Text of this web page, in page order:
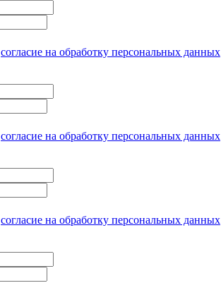
согласие на обработку персональных данных
согласие на обработку персональных данных
согласие на обработку персональных данных